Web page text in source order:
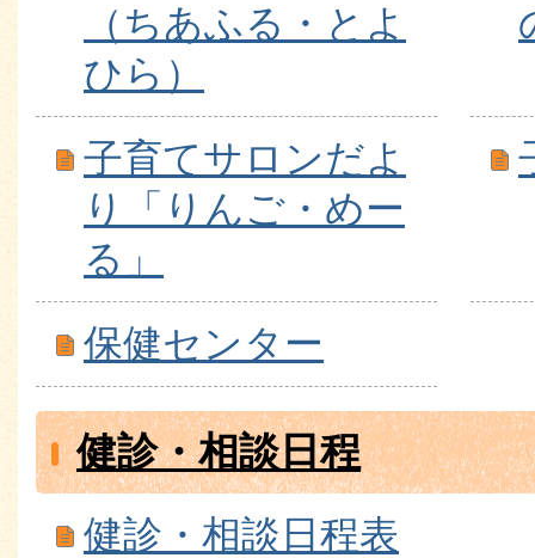
（ちあふる・とよ
ひら）
子育てサロンだよ
り「りんご・めー
る」
保健センター
健診・相談日程
健診・相談日程表